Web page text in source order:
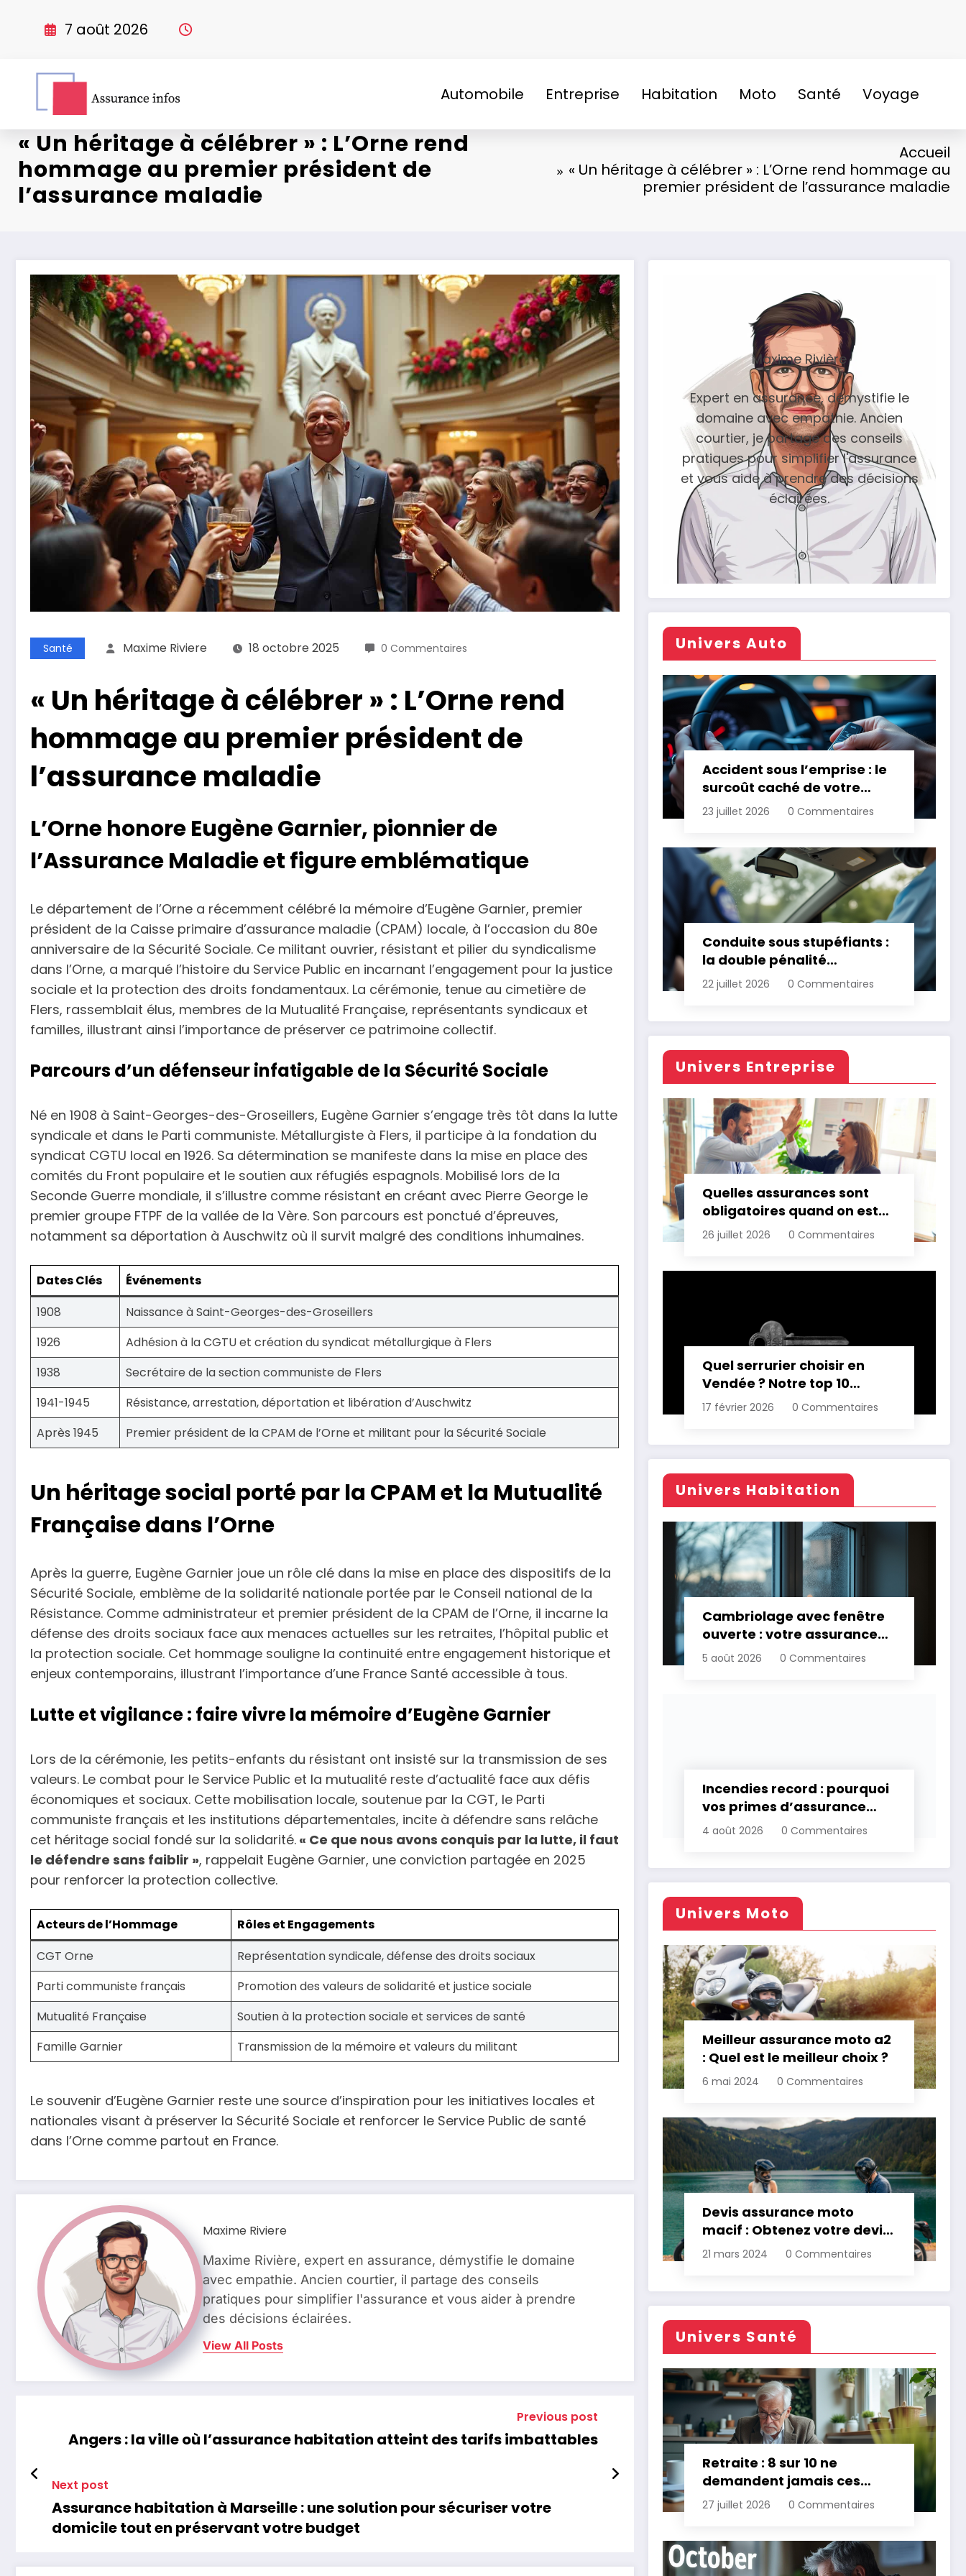
7 août 2026
Automobile Entreprise Habitation Moto Santé Voyage
« Un héritage à célébrer » : L’Orne rend
hommage au premier président de
l’assurance maladie
Accueil
« Un héritage à célébrer » : L’Orne rend hommage au
premier président de l’assurance maladie
Santé Maxime Riviere 18 octobre 2025 0 Commentaires
« Un héritage à célébrer » : L’Orne rend
hommage au premier président de
l’assurance maladie
L’Orne honore Eugène Garnier, pionnier de
l’Assurance Maladie et figure emblématique
Le département de l’Orne a récemment célébré la mémoire d’Eugène Garnier, premier
président de la Caisse primaire d’assurance maladie (CPAM) locale, à l’occasion du 80e
anniversaire de la Sécurité Sociale. Ce militant ouvrier, résistant et pilier du syndicalisme
dans l’Orne, a marqué l’histoire du Service Public en incarnant l’engagement pour la justice
sociale et la protection des droits fondamentaux. La cérémonie, tenue au cimetière de
Flers, rassemblait élus, membres de la Mutualité Française, représentants syndicaux et
familles, illustrant ainsi l’importance de préserver ce patrimoine collectif.
Parcours d’un défenseur infatigable de la Sécurité Sociale
Né en 1908 à Saint-Georges-des-Groseillers, Eugène Garnier s’engage très tôt dans la lutte
syndicale et dans le Parti communiste. Métallurgiste à Flers, il participe à la fondation du
syndicat CGTU local en 1926. Sa détermination se manifeste dans la mise en place des
comités du Front populaire et le soutien aux réfugiés espagnols. Mobilisé lors de la
Seconde Guerre mondiale, il s’illustre comme résistant en créant avec Pierre George le
premier groupe FTPF de la vallée de la Vère. Son parcours est ponctué d’épreuves,
notamment sa déportation à Auschwitz où il survit malgré des conditions inhumaines.
Dates Clés
Événements
1908
Naissance à Saint-Georges-des-Groseillers
1926
Adhésion à la CGTU et création du syndicat métallurgique à Flers
1938
Secrétaire de la section communiste de Flers
1941-1945
Résistance, arrestation, déportation et libération d’Auschwitz
Après 1945
Premier président de la CPAM de l’Orne et militant pour la Sécurité Sociale
Un héritage social porté par la CPAM et la Mutualité
Française dans l’Orne
Après la guerre, Eugène Garnier joue un rôle clé dans la mise en place des dispositifs de la
Sécurité Sociale, emblème de la solidarité nationale portée par le Conseil national de la
Résistance. Comme administrateur et premier président de la CPAM de l’Orne, il incarne la
défense des droits sociaux face aux menaces actuelles sur les retraites, l’hôpital public et
la protection sociale. Cet hommage souligne la continuité entre engagement historique et
enjeux contemporains, illustrant l’importance d’une France Santé accessible à tous.
Lutte et vigilance : faire vivre la mémoire d’Eugène Garnier
Lors de la cérémonie, les petits-enfants du résistant ont insisté sur la transmission de ses
valeurs. Le combat pour le Service Public et la mutualité reste d’actualité face aux défis
économiques et sociaux. Cette mobilisation locale, soutenue par la CGT, le Parti
communiste français et les institutions départementales, incite à défendre sans relâche
cet héritage social fondé sur la solidarité. « Ce que nous avons conquis par la lutte, il faut
le défendre sans faiblir », rappelait Eugène Garnier, une conviction partagée en 2025
pour renforcer la protection collective.
Acteurs de l’Hommage
Rôles et Engagements
CGT Orne
Représentation syndicale, défense des droits sociaux
Parti communiste français
Promotion des valeurs de solidarité et justice sociale
Mutualité Française
Soutien à la protection sociale et services de santé
Famille Garnier
Transmission de la mémoire et valeurs du militant
Le souvenir d’Eugène Garnier reste une source d’inspiration pour les initiatives locales et
nationales visant à préserver la Sécurité Sociale et renforcer le Service Public de santé
dans l’Orne comme partout en France.
Maxime Riviere
Maxime Rivière, expert en assurance, démystifie le domaine
avec empathie. Ancien courtier, il partage des conseils
pratiques pour simplifier l'assurance et vous aider à prendre
des décisions éclairées.
View All Posts
Previous post
Angers : la ville où l’assurance habitation atteint des tarifs imbattables
Next post
Assurance habitation à Marseille : une solution pour sécuriser votre
domicile tout en préservant votre budget
Maxime Rivière
Expert en assurance, démystifie le
domaine avec empathie. Ancien
courtier, je partage des conseils
pratiques pour simplifier l'assurance
et vous aide à prendre des décisions
éclairées.
Univers Auto
Accident sous l’emprise : le
surcoût caché de votre
assurance
23 juillet 2026 0 Commentaires
Conduite sous stupéfiants :
la double pénalité
d’assurance automobile
22 juillet 2026 0 Commentaires
Univers Entreprise
Quelles assurances sont
obligatoires quand on est
professionnel ?
26 juillet 2026 0 Commentaires
Quel serrurier choisir en
Vendée ? Notre top 10
comparatif
17 février 2026 0 Commentaires
Univers Habitation
Cambriolage avec fenêtre
ouverte : votre assurance
paie-t-elle ?
5 août 2026 0 Commentaires
Incendies record : pourquoi
vos primes d’assurance
vont augmenter
4 août 2026 0 Commentaires
Univers Moto
Meilleur assurance moto a2
: Quel est le meilleur choix ?
6 mai 2024 0 Commentaires
Devis assurance moto
macif : Obtenez votre devis
personnalisé
21 mars 2024 0 Commentaires
Univers Santé
Retraite : 8 sur 10 ne
demandent jamais ces
aides gratuites
27 juillet 2026 0 Commentaires